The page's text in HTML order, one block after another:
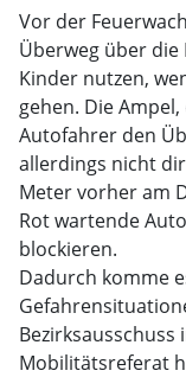
Vor der
Überweg über die
Kinder nutzen,
gehen. Die
Autofahrer den
allerdings nicht
Meter vorher am
Rot wartende
blockieren.
Dadurch komme
Bezirksausschuss
Mobilitätsreferat